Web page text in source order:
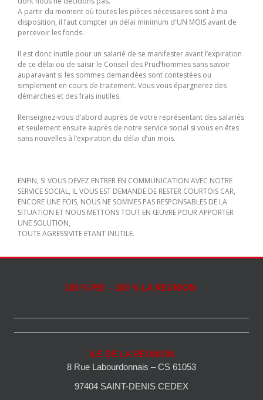
A partir du moment où toutes les pièces nécessaires sont à ma
disposition, il faut compter un délai minimum d'UN MOIS avant de
percevoir les fonds.
Il est donc inutile pour un salarié de se manifester avant l’expiration
de ce délai ou de saisir le Conseil des Prud’hommes sans savoir
auparavant si les sommes demandées sont contestées ou
simplement en cours de traitement. Vous vous épargnerez des
démarches et des frais inutiles.
Renseignez-vous d’abord auprès de votre représentant des salariés
et seulement ensuite auprès de notre service social si vous en êtes
sans nouvelles à l’expiration du délai d’un mois.
ENFIN, SI VOUS DEVEZ ENTRER EN COMMUNICATION AVEC NOTRE
SERVICE SOCIAL, IL VOUS EST DEMANDE DE RESTER COURTOIS CAR,
ENCORE UNE FOIS, NOUS NE SOMMES PAS RESPONSABLES DE LA
SITUATION ET NOUS METTONS TOUT EN ŒUVRE POUR APPORTER
UNE SOLUTION,
TOUTE AGRESSIVITE ETANT INUTILE.
100 % PEI - 100 % LA REUNION
ILE DE LA REUNION
8 Rue Labourdonnais – CS 61053
97404 SAINT-DENIS CEDEX